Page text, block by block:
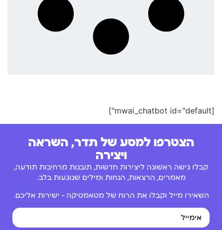
[mwai_chatbot id="default"]
הצטרפו למסע של תדר, השראה
ויצירה
קבלו גישה ראשונה ליצירות חדשות, תובנות מרחיבות תודעה,
מאמרים, הרצאות, הנחות ומילים שנוגעות בלב.
השאירו מייל וקבלו את הרוח של מטאמטיקה – ישירות אליכם.